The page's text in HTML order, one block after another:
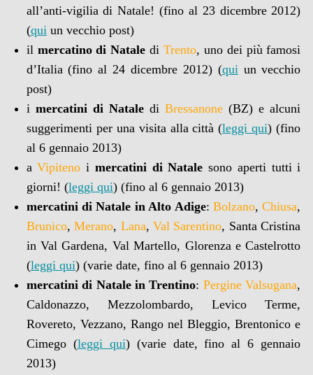
all’anti-vigilia di Natale! (fino al 23 dicembre 2012)
(quiun vecchio post)
il mercatino di Natale di Trento, uno dei più famosi
d’Italia (fino al 24 dicembre 2012) (quiun vecchio
post)
imercatini di Natale diBressanone (BZ) e alcuni
suggerimenti per una visita alla città (leggi qui) (fino
al 6 gennaio 2013)
aVipitenoi mercatini di Natale sono aperti tutti i
giorni! (leggi qui) (fino al 6 gennaio 2013)
mercatini di Natale in Alto Adige: Bolzano,Chiusa,
Brunico,Merano, Lana, Val Sarentino, Santa Cristina
in Val Gardena, Val Martello, Glorenza e Castelrotto
(leggi qui) (varie date, fino al 6 gennaio 2013)
mercatini di Natale in Trentino: Pergine Valsugana,
Caldonazzo, Mezzolombardo, Levico Terme,
Rovereto, Vezzano, Rango nel Bleggio, Brentonico e
Cimego (leggi qui) (varie date, fino al 6 gennaio
2013)